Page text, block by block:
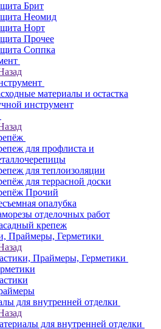
Брит
Неомид
Норт
Прочее
Соппка
материалы и остастка
инструмент
для профлиста и
для теплоизоляции
для террасной доски
Прочий
опалубка
отделочных работ
крепеж
Праймеры, Герметики
Праймеры, Герметики
для внутренней отделки
для внутренней отделки